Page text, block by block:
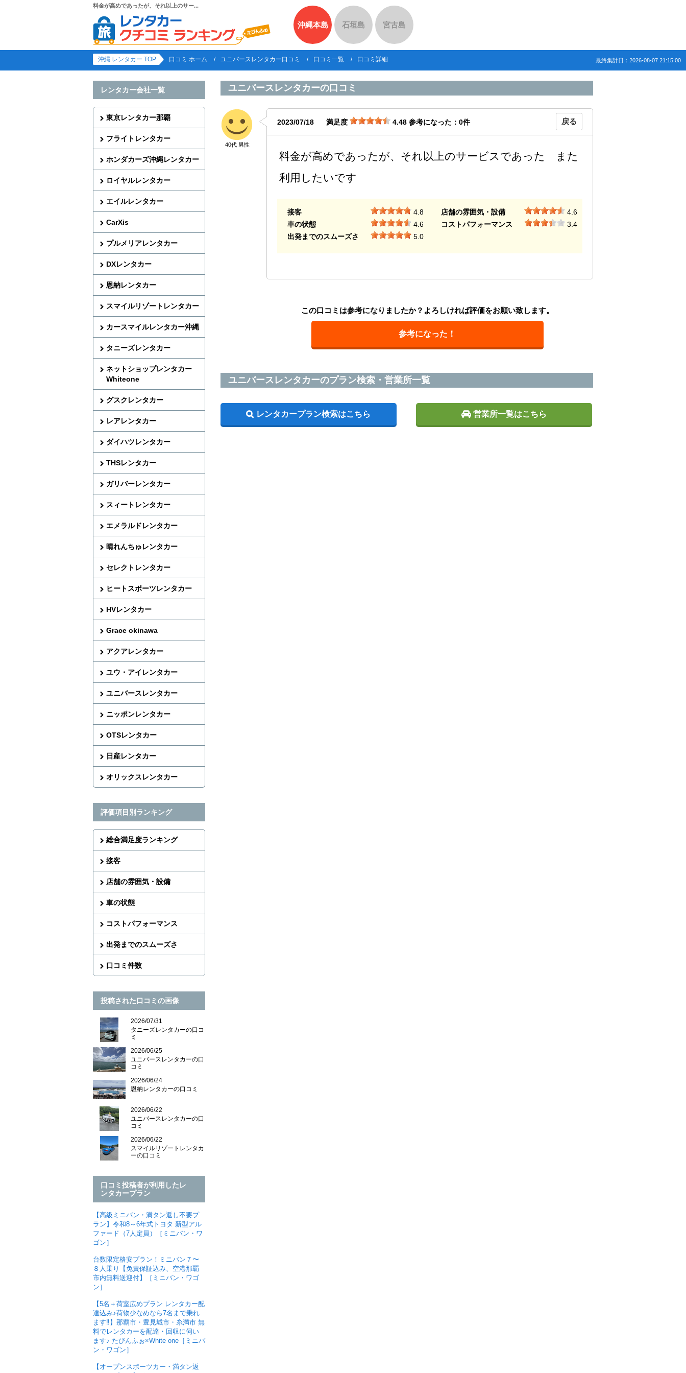
料金が高めであったが、それ以上のサー...
沖縄本島 石垣島 宮古島
最終集計日：2026-08-07 21:15:00
沖縄 レンタカー TOP 口コミ ホーム ユニバースレンタカー口コミ 口コミ一覧 口コミ詳細
ユニバースレンタカーの口コミ
40代 男性
2023/07/18 満足度 4.48 参考になった： 0件 戻る
料金が高めであったが、それ以上のサービスであった また
利用したいです
接客 4.8 店舗の雰囲気・設備
4.6
車の状態
4.6 コストパフォーマンス
3.4
出発までのスムーズさ
5.0
この口コミは参考になりましたか？よろしければ評価をお願い致します。
参考になった！
ユニバースレンタカーのプラン検索・営業所一覧
レンタカープラン検索はこちら 営業所一覧はこちら
レンタカー会社一覧
東京レンタカー那覇
フライトレンタカー
ホンダカーズ沖縄レンタカー
ロイヤルレンタカー
エイルレンタカー
CarXis
プルメリアレンタカー
DXレンタカー
恩納レンタカー
スマイルリゾートレンタカー
カースマイルレンタカー沖縄
タニーズレンタカー
ネットショップレンタカー
Whiteone
グスクレンタカー
レアレンタカー
ダイハツレンタカー
THSレンタカー
ガリバーレンタカー
スィートレンタカー
エメラルドレンタカー
晴れんちゅレンタカー
セレクトレンタカー
ヒートスポーツレンタカー
HVレンタカー
Grace okinawa
アクアレンタカー
ユウ・アイレンタカー
ユニバースレンタカー
ニッポンレンタカー
OTSレンタカー
日産レンタカー
オリックスレンタカー
評価項目別ランキング
総合満足度ランキング
接客
店舗の雰囲気・設備
車の状態
コストパフォーマンス
出発までのスムーズさ
口コミ件数
投稿された口コミの画像
2026/07/31
タニーズレンタカーの口コ
ミ
2026/06/25
ユニバースレンタカーの口
コミ
2026/06/24
恩納レンタカーの口コミ
2026/06/22
ユニバースレンタカーの口
コミ
2026/06/22
スマイルリゾートレンタカ
ーの口コミ
口コミ投稿者が利用したレ
ンタカープラン
【高級ミニバン・満タン返し不要プ
ラン】令和8～6年式トヨタ 新型アル
ファード（7人定員）［ミニバン・ワ
ゴン］
台数限定格安プラン！ミニバン７〜
８人乗り【免責保証込み、空港那覇
市内無料送迎付】［ミニバン・ワゴ
ン］
【5名＋荷室広めプラン レンタカー配
達込み♪荷物少なめなら7名まで乗れ
ます‼︎】那覇市・豊見城市・糸満市 無
料でレンタカーを配達・回収に伺い
ます♪ たびんふぉ×White one［ミニバ
ン・ワゴン］
【オープンスポーツカー・満タン返